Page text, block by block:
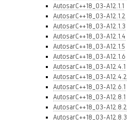
AutosarC++18_03-A12.1.1
AutosarC++18_03-A12.1.2
AutosarC++18_03-A12.1.3
AutosarC++18_03-A12.1.4
AutosarC++18_03-A12.1.5
AutosarC++18_03-A12.1.6
AutosarC++18_03-A12.4.1
AutosarC++18_03-A12.4.2
AutosarC++18_03-A12.6.1
AutosarC++18_03-A12.8.1
AutosarC++18_03-A12.8.2
AutosarC++18_03-A12.8.3